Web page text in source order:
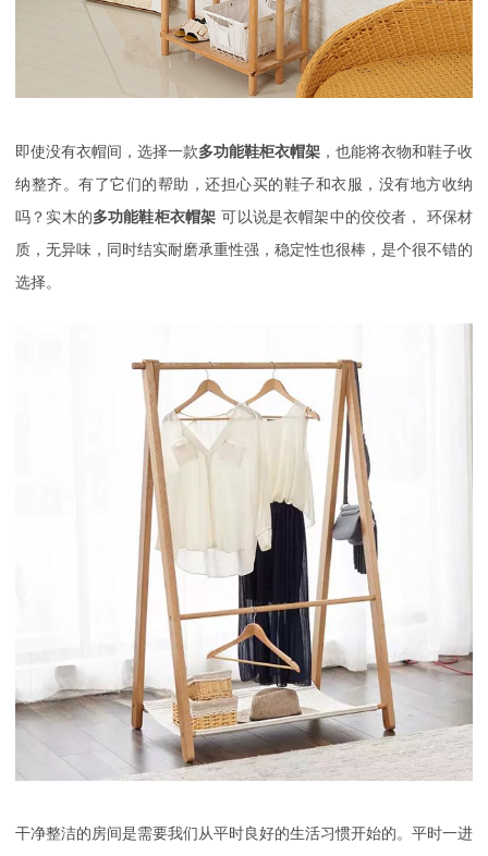
即使没有衣帽间，选择一款多功能鞋柜衣帽架 ，也能将衣物和鞋子收
纳整齐。有了它们的帮助，还担心买的鞋子和衣服，没有地方收纳
吗？ 实木的多功能鞋柜衣帽架 可以说是衣帽架中的佼佼者， 环保材
质，无异味， 同时结实耐磨承重性强，稳定性也很棒，是个很不错的
选择。
干净整洁的房间是需要我们从平时良好的生活习惯开始的。平时一进